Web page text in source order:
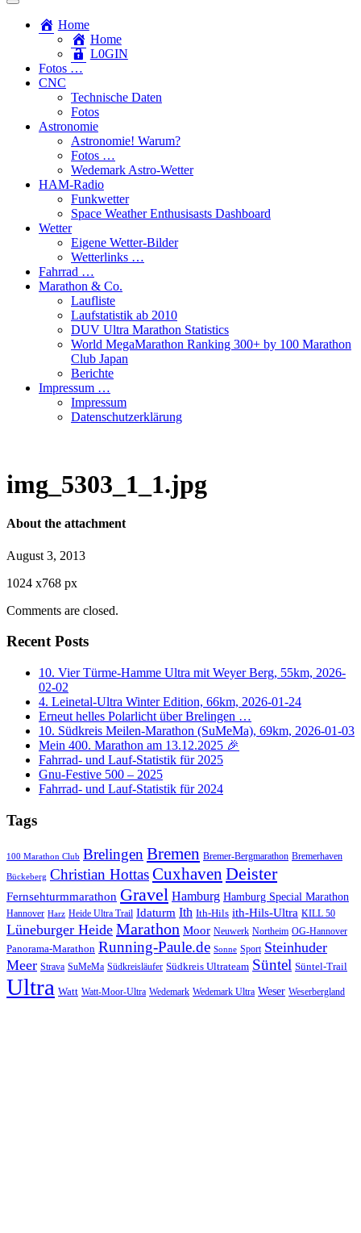
Toggle
search
field
Home
Home
L​0​​GIN
Fotos …
CNC
Technische Daten
Fotos
Astronomie
Astronomie! Warum?
Fotos …
Wedemark Astro-Wetter
HAM-Radio
Funkwetter
Space Weather Enthusisasts Dashboard
Wetter
Eigene Wetter-Bilder
Wetterlinks …
Fahrrad …
Marathon & Co.
Laufliste
Laufstatistik ab 2010
DUV Ultra Marathon Statistics
World MegaMarathon Ranking 300+ by 100 Marathon
Club Japan
Berichte
Impressum …
Impressum
Datenschutzerklärung
img_5303_1_1.jpg
About the attachment
August 3, 2013
1024 x768 px
Comments are closed.
Recent Posts
10. Vier Türme-Hamme Ultra mit Weyer Berg, 55km, 2026-
02-02
4. Leinetal-Ultra Winter Edition, 66km, 2026-01-24
Erneut helles Polarlicht über Brelingen …
10. Südkreis Meilen-Marathon (SuMeMa), 69km, 2026-01-03
Mein 400. Marathon am 13.12.2025 🎉
Fahrrad- und Lauf-Statistik für 2025
Gnu-Festive 500 – 2025
Fahrrad- und Lauf-Statistik für 2024
Tags
100 Marathon Club BrelingenBremen Bremer-Bergmarathon Bremerhaven
Bückeberg Christian HottasCuxhaven Deister
Fernsehturmmarathon Gravel Hamburg Hamburg Special Marathon
Hannover Harz Heide Ultra Trail Idaturm Ith Ith-Hils ith-Hils-Ultra KILL 50
Lüneburger Heide Marathon Moor Neuwerk Northeim OG-Hannover
Panorama-Marathon Running-Paule.de Sonne Sport Steinhuder
Meer Strava SuMeMa Südkreisläufer Südkreis Ultrateam Süntel Süntel-Trail
Ultra Watt Watt-Moor-Ultra Wedemark Wedemark Ultra Weser Weserbergland